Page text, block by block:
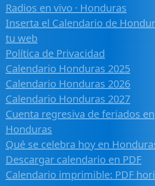
Radios en vivo · Honduras
Inserta el Calendario de
tu web
Política de Privacidad
Calendario Honduras 2025
Calendario Honduras 2026
Calendario Honduras 2027
Cuenta regresiva de feriados en
Honduras
Qué se celebra hoy en
Descargar calendario en PDF
Calendario imprimible: PDF